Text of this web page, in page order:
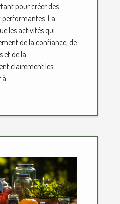
pour créer des
performantes. La
les activités qui
de la confiance, de
et de la
clairement les